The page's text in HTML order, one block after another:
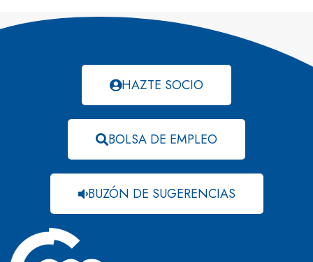
HAZTE SOCIO
BOLSA DE EMPLEO
BUZÓN DE SUGERENCIAS